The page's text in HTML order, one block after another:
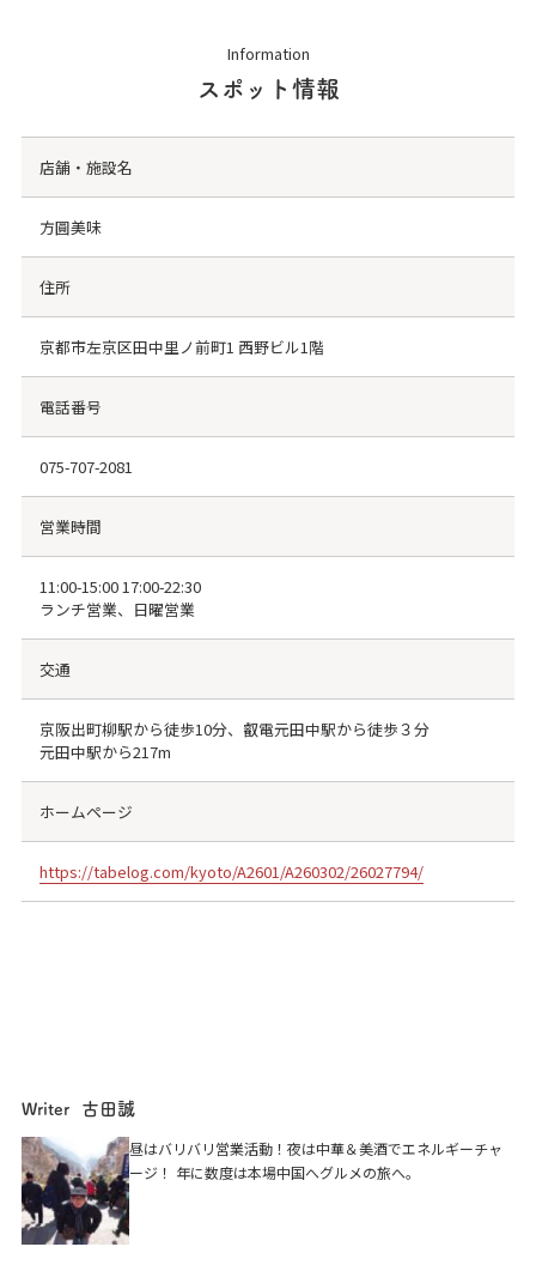
Information
スポット情報
店舗・施設名
方圓美味
住所
京都市左京区田中里ノ前町1 西野ビル1階
電話番号
075-707-2081
営業時間
11:00-15:00 17:00-22:30
ランチ営業、日曜営業
交通
京阪出町柳駅から徒歩10分、叡電元田中駅から徒歩３分
元田中駅から217m
ホームページ
https://tabelog.com/kyoto/A2601/A260302/26027794/
Writer 古田誠
昼はバリバリ営業活動！夜は中華＆美酒でエネルギーチャ
ージ！ 年に数度は本場中国へグルメの旅へ。